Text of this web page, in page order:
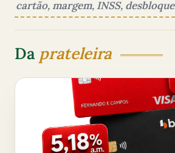
Da prateleira